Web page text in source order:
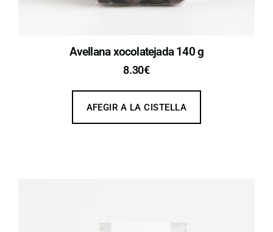
Avellana xocolatejada 140 g
8.30€
AFEGIR A LA CISTELLA